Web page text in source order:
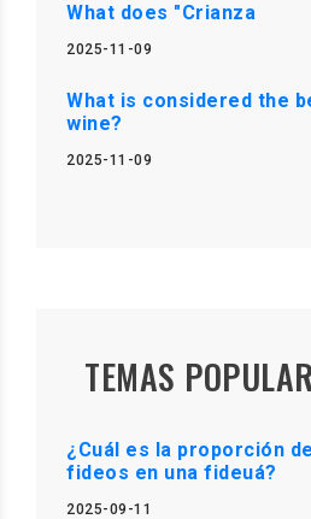
What does "Crianza
2025-11-09
What is considered the
wine?
2025-11-09
TEMAS
¿Cuál es la proporción
fideos en una fideuá?
2025-09-11